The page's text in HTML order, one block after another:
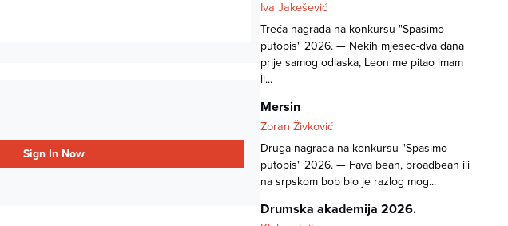
Sign In Now
Iva Jakešević
Treća nagrada na konkursu "Spasimo
putopis" 2026. — Nekih mjesec-dva dana
prije samog odlaska, Leon me pitao imam
li...
Mersin
Zoran Živković
Druga nagrada na konkursu "Spasimo
putopis" 2026. — Fava bean, broadbean ili
na srpskom bob bio je razlog mog...
Drumska akademija 2026.